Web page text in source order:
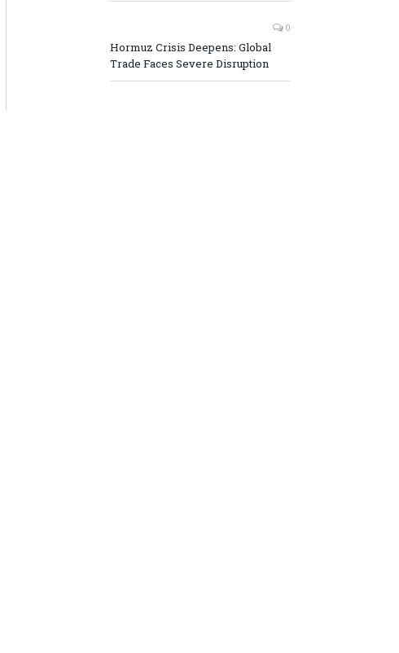
0
Hormuz Crisis Deepens: Global
Trade Faces Severe Disruption